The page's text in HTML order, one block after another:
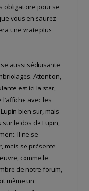
obligatoire pour se
vous en saurez
une vraie plus
aussi séduisante
Attention,
est ici la star,
avec les
bien sur, mais
sur le dos de Lupin,
Il ne se
mais se présente
comme le
de notre forum,
même un